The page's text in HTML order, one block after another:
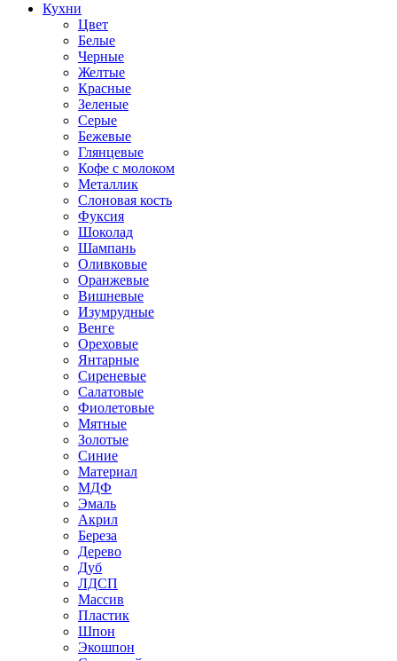
Кухни
Цвет
Белые
Черные
Желтые
Красные
Зеленые
Серые
Бежевые
Глянцевые
Кофе с молоком
Металлик
Слоновая кость
Фуксия
Шоколад
Шампань
Оливковые
Оранжевые
Вишневые
Изумрудные
Венге
Ореховые
Янтарные
Сиреневые
Салатовые
Фиолетовые
Мятные
Золотые
Синие
Материал
МДФ
Эмаль
Акрил
Береза
Дерево
Дуб
ЛДСП
Массив
Пластик
Шпон
Экошпон